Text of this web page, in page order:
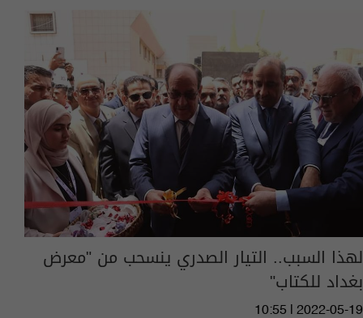
لهذا السبب.. التيار الصدري ينسحب من "معرض
بغداد للكتاب"
10:55 | 2022-05-19